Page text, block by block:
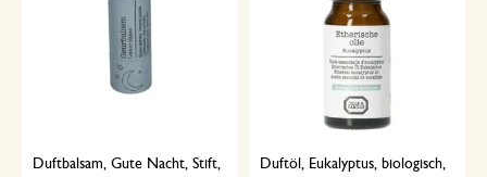
Duftbalsam, Gute Nacht, Stift,
Duftöl, Eukalyptus, biologisch,